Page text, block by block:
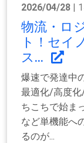
2026/04/28 |
物流・ロ
ト！セイ
ス...
爆速で発達中
最適化/高度化
ちこちで始ま
など単機能へ
るのが...